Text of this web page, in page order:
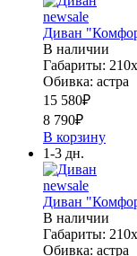
newsale
Диван
В наличии
Габариты:
Обивка: астра
15 580₽
8 790₽
В корзину
1-3 дн.
newsale
Диван
В наличии
Габариты:
Обивка: астра